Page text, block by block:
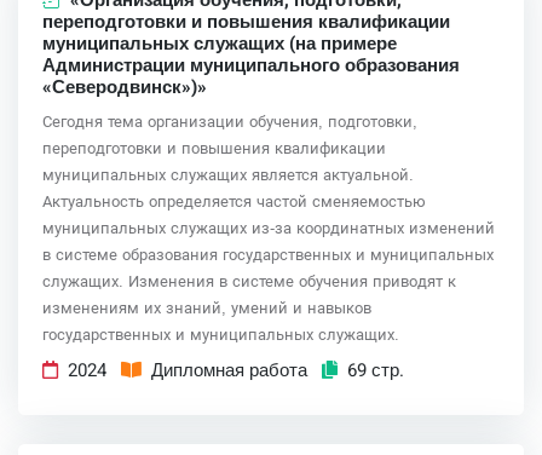
переподготовки и повышения квалификации
муниципальных служащих (на примере
Администрации муниципального образования
«Северодвинск»)»
Сегодня тема организации обучения, подготовки,
переподготовки и повышения квалификации
муниципальных служащих является актуальной.
Актуальность определяется частой сменяемостью
муниципальных служащих из-за координатных изменений
в системе образования государственных и муниципальных
служащих. Изменения в системе обучения приводят к
изменениям их знаний, умений и навыков
государственных и муниципальных служащих.
2024 Дипломная работа 69 стр.